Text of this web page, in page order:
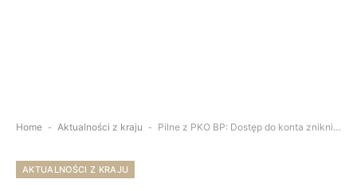
Home - Aktualności z kraju - Pilne z PKO BP: Dostęp do konta zniknie 11 grudnia! Sprawdź, czy to dotyczy Ciebie
AKTUALNOŚCI Z KRAJU